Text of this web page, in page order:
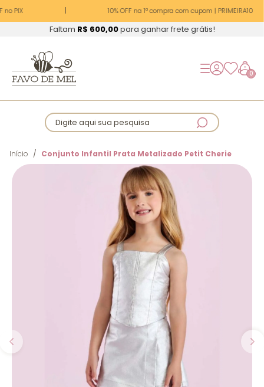
PIX 10% OFF na 1ª compra com cupom | PRIMEIRA10
Faltam R$ 600,00para ganhar frete grátis!
0
Digite aqui sua pesquisa
Início Conjunto Infantil Prata Metalizado Petit Cherie